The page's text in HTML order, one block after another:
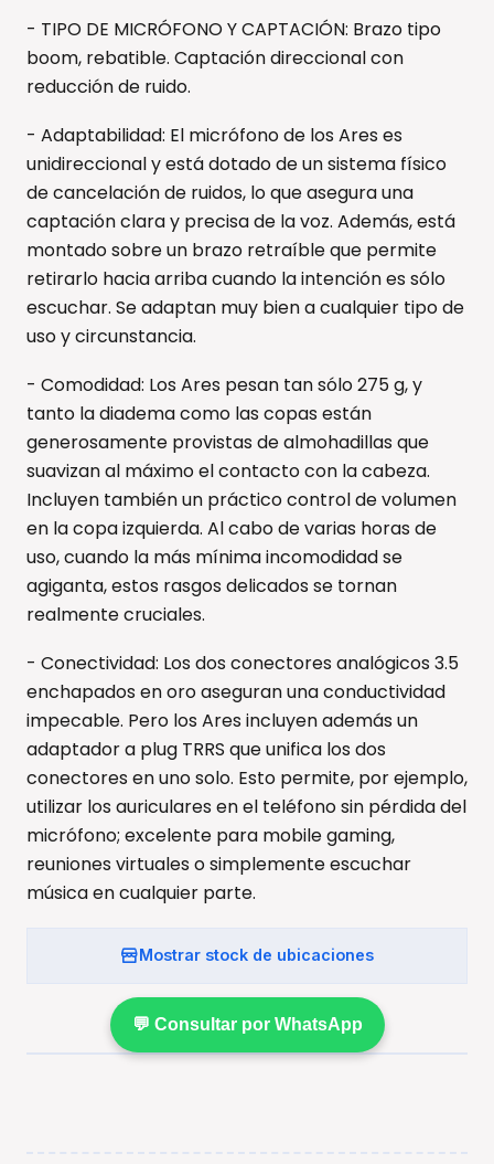
- TIPO DE MICRÓFONO Y CAPTACIÓN: Brazo tipo
boom, rebatible. Captación direccional con
reducción de ruido.
- Adaptabilidad: El micrófono de los Ares es
unidireccional y está dotado de un sistema físico
de cancelación de ruidos, lo que asegura una
captación clara y precisa de la voz. Además, está
montado sobre un brazo retraíble que permite
retirarlo hacia arriba cuando la intención es sólo
escuchar. Se adaptan muy bien a cualquier tipo de
uso y circunstancia.
- Comodidad: Los Ares pesan tan sólo 275 g, y
tanto la diadema como las copas están
generosamente provistas de almohadillas que
suavizan al máximo el contacto con la cabeza.
Incluyen también un práctico control de volumen
en la copa izquierda. Al cabo de varias horas de
uso, cuando la más mínima incomodidad se
agiganta, estos rasgos delicados se tornan
realmente cruciales.
- Conectividad: Los dos conectores analógicos 3.5
enchapados en oro aseguran una conductividad
impecable. Pero los Ares incluyen además un
adaptador a plug TRRS que unifica los dos
conectores en uno solo. Esto permite, por ejemplo,
utilizar los auriculares en el teléfono sin pérdida del
micrófono; excelente para mobile gaming,
reuniones virtuales o simplemente escuchar
música en cualquier parte.
Mostrar stock de ubicaciones
💬 Consultar por WhatsApp